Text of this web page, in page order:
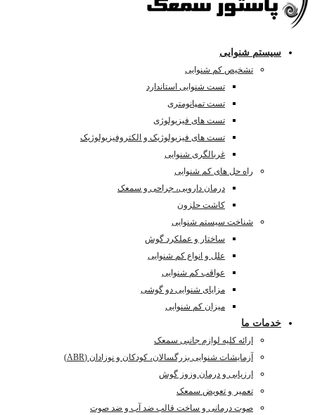
سیستم شنوایی
تشخیص کم شنوایی
تست شنوایی استاندارد
تست تمپانومتری
تست های فیزیولوژی
تست های فیزیولوژیک و الکتروفیزیولوژیک
غربالگری شنوایی
راه حل های کم شنوایی
درمان دارویی، جراحی و سمعک
کاشت حلزون
شناخت سیستم شنوایی
ساختار و عملکرد گوش
علل و انواع کم شنوایی
عواقب کم شنوایی
مزایای شنوایی دو گوشی
میزان کم شنوایی
خدمات ما
ارائه کلیه لوازم جانبی سمعک
آزمایشات شنوایی بزرگسالان، کودکان و نوزادان (ABR)
ارزیابی و درمان وزوز گوش
تعمیر و تعویض سمعک
صوت درمانی و ساخت قالب ضد آب و ضد صوت